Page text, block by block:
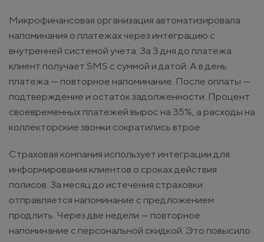
Микрофинансовая организация автоматизировала
напоминания о платежах через интеграцию с
внутренней системой учета. За 3 дня до платежа
клиент получает SMS с суммой и датой. А в день
платежа — повторное напоминание. После оплаты —
подтверждение и остаток задолженности. Процент
своевременных платежей вырос на 35%, а расходы на
коллекторские звонки сократились втрое.
Страховая компания использует интеграции для
информирования клиентов о сроках действия
полисов. За месяц до истечения страховки
отправляется напоминание с предложением
продлить. Через две недели — повторное
напоминание с персональной скидкой. Это повысило